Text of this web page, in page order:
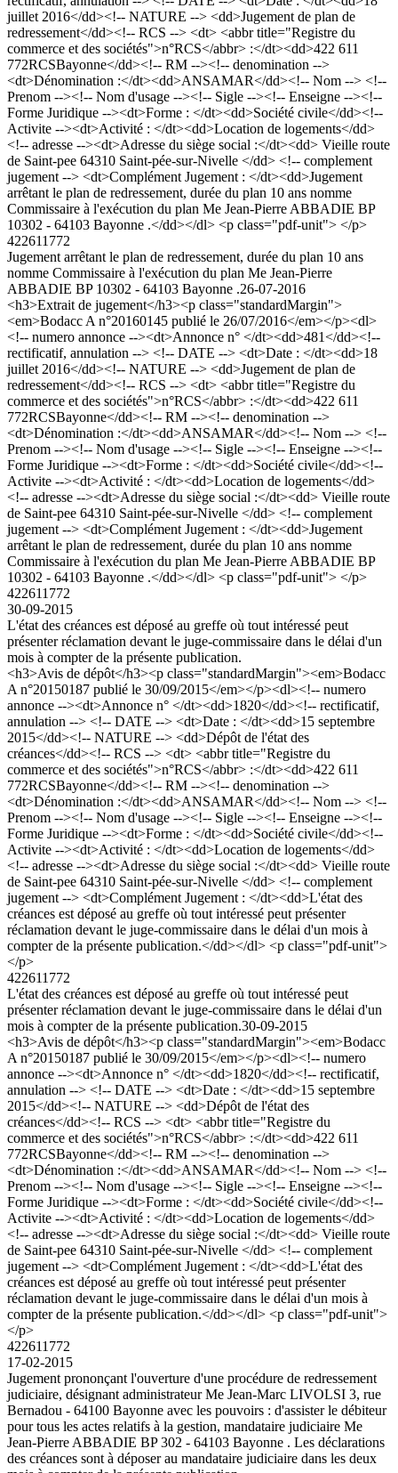
juillet 2016</dd><!-- NATURE --> <dd>Jugement de plan de
redressement</dd><!-- RCS --> <dt> <abbr title="Registre du
commerce et des sociétés">n°RCS</abbr> :</dt><dd>422 611
772RCSBayonne</dd><!-- RM --><!-- denomination -->
<dt>Dénomination :</dt><dd>ANSAMAR</dd><!-- Nom --> <!--
Prenom --><!-- Nom d'usage --><!-- Sigle --><!-- Enseigne --><!--
Forme Juridique --><dt>Forme : </dt><dd>Société civile</dd><!--
Activite --><dt>Activité : </dt><dd>Location de logements</dd>
<!-- adresse --><dt>Adresse du siège social :</dt><dd> Vieille route
de Saint-pee 64310 Saint-pée-sur-Nivelle </dd> <!-- complement
jugement --> <dt>Complément Jugement : </dt><dd>Jugement
arrêtant le plan de redressement, durée du plan 10 ans nomme
Commissaire à l'exécution du plan Me Jean-Pierre ABBADIE BP
10302 - 64103 Bayonne .</dd></dl> <p class="pdf-unit"> </p>
422611772
Jugement arrêtant le plan de redressement, durée du plan 10 ans
nomme Commissaire à l'exécution du plan Me Jean-Pierre
ABBADIE BP 10302 - 64103 Bayonne .26-07-2016
<h3>Extrait de jugement</h3><p class="standardMargin">
<em>Bodacc A n°20160145 publié le 26/07/2016</em></p><dl>
<!-- numero annonce --><dt>Annonce n° </dt><dd>481</dd><!--
rectificatif, annulation --> <!-- DATE --> <dt>Date : </dt><dd>18
juillet 2016</dd><!-- NATURE --> <dd>Jugement de plan de
redressement</dd><!-- RCS --> <dt> <abbr title="Registre du
commerce et des sociétés">n°RCS</abbr> :</dt><dd>422 611
772RCSBayonne</dd><!-- RM --><!-- denomination -->
<dt>Dénomination :</dt><dd>ANSAMAR</dd><!-- Nom --> <!--
Prenom --><!-- Nom d'usage --><!-- Sigle --><!-- Enseigne --><!--
Forme Juridique --><dt>Forme : </dt><dd>Société civile</dd><!--
Activite --><dt>Activité : </dt><dd>Location de logements</dd>
<!-- adresse --><dt>Adresse du siège social :</dt><dd> Vieille route
de Saint-pee 64310 Saint-pée-sur-Nivelle </dd> <!-- complement
jugement --> <dt>Complément Jugement : </dt><dd>Jugement
arrêtant le plan de redressement, durée du plan 10 ans nomme
Commissaire à l'exécution du plan Me Jean-Pierre ABBADIE BP
10302 - 64103 Bayonne .</dd></dl> <p class="pdf-unit"> </p>
422611772
30-09-2015
L'état des créances est déposé au greffe où tout intéressé peut
présenter réclamation devant le juge-commissaire dans le délai d'un
mois à compter de la présente publication.
<h3>Avis de dépôt</h3><p class="standardMargin"><em>Bodacc
A n°20150187 publié le 30/09/2015</em></p><dl><!-- numero
annonce --><dt>Annonce n° </dt><dd>1820</dd><!-- rectificatif,
annulation --> <!-- DATE --> <dt>Date : </dt><dd>15 septembre
2015</dd><!-- NATURE --> <dd>Dépôt de l'état des
créances</dd><!-- RCS --> <dt> <abbr title="Registre du
commerce et des sociétés">n°RCS</abbr> :</dt><dd>422 611
772RCSBayonne</dd><!-- RM --><!-- denomination -->
<dt>Dénomination :</dt><dd>ANSAMAR</dd><!-- Nom --> <!--
Prenom --><!-- Nom d'usage --><!-- Sigle --><!-- Enseigne --><!--
Forme Juridique --><dt>Forme : </dt><dd>Société civile</dd><!--
Activite --><dt>Activité : </dt><dd>Location de logements</dd>
<!-- adresse --><dt>Adresse du siège social :</dt><dd> Vieille route
de Saint-pee 64310 Saint-pée-sur-Nivelle </dd> <!-- complement
jugement --> <dt>Complément Jugement : </dt><dd>L'état des
créances est déposé au greffe où tout intéressé peut présenter
réclamation devant le juge-commissaire dans le délai d'un mois à
compter de la présente publication.</dd></dl> <p class="pdf-unit">
</p>
422611772
L'état des créances est déposé au greffe où tout intéressé peut
présenter réclamation devant le juge-commissaire dans le délai d'un
mois à compter de la présente publication.30-09-2015
<h3>Avis de dépôt</h3><p class="standardMargin"><em>Bodacc
A n°20150187 publié le 30/09/2015</em></p><dl><!-- numero
annonce --><dt>Annonce n° </dt><dd>1820</dd><!-- rectificatif,
annulation --> <!-- DATE --> <dt>Date : </dt><dd>15 septembre
2015</dd><!-- NATURE --> <dd>Dépôt de l'état des
créances</dd><!-- RCS --> <dt> <abbr title="Registre du
commerce et des sociétés">n°RCS</abbr> :</dt><dd>422 611
772RCSBayonne</dd><!-- RM --><!-- denomination -->
<dt>Dénomination :</dt><dd>ANSAMAR</dd><!-- Nom --> <!--
Prenom --><!-- Nom d'usage --><!-- Sigle --><!-- Enseigne --><!--
Forme Juridique --><dt>Forme : </dt><dd>Société civile</dd><!--
Activite --><dt>Activité : </dt><dd>Location de logements</dd>
<!-- adresse --><dt>Adresse du siège social :</dt><dd> Vieille route
de Saint-pee 64310 Saint-pée-sur-Nivelle </dd> <!-- complement
jugement --> <dt>Complément Jugement : </dt><dd>L'état des
créances est déposé au greffe où tout intéressé peut présenter
réclamation devant le juge-commissaire dans le délai d'un mois à
compter de la présente publication.</dd></dl> <p class="pdf-unit">
</p>
422611772
17-02-2015
Jugement prononçant l'ouverture d'une procédure de redressement
judiciaire, désignant administrateur Me Jean-Marc LIVOLSI 3, rue
Bernadou - 64100 Bayonne avec les pouvoirs : d'assister le débiteur
pour tous les actes relatifs à la gestion, mandataire judiciaire Me
Jean-Pierre ABBADIE BP 302 - 64103 Bayonne . Les déclarations
des créances sont à déposer au mandataire judiciaire dans les deux